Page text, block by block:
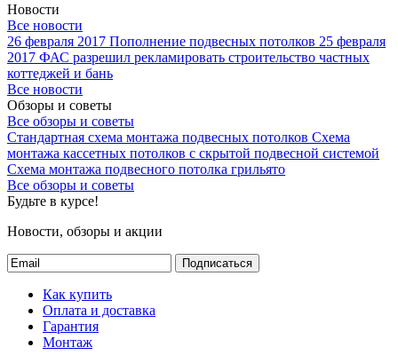
Новости
Все новости
26 февраля 2017 Пополнение подвесных потолков 25 февраля
2017 ФАС разрешил рекламировать строительство частных
коттеджей и бань
Все новости
Обзоры и советы
Все обзоры и советы
Стандартная схема монтажа подвесных потолков Схема
монтажа кассетных потолков с скрытой подвесной системой
Схема монтажа подвесного потолка грильято
Все обзоры и советы
Будьте в курсе!
Новости, обзоры и акции
Подписаться
Как купить
Оплата и доставка
Гарантия
Монтаж